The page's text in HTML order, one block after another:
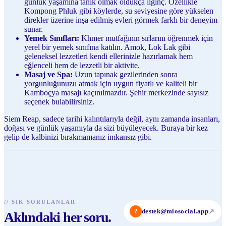
Kompong Phluk gibi köylerde, su seviyesine göre yükselen
direkler üzerine inşa edilmiş evleri görmek farklı bir deneyim
sunar.
Yemek Sınıfları: Khmer mutfağının sırlarını öğrenmek için
yerel bir yemek sınıfına katılın. Amok, Lok Lak gibi
geleneksel lezzetleri kendi ellerinizle hazırlamak hem
eğlenceli hem de lezzetli bir aktivite.
Masaj ve Spa: Uzun tapınak gezilerinden sonra
yorgunluğunuzu atmak için uygun fiyatlı ve kaliteli bir
Kamboçya masajı kaçınılmazdır. Şehir merkezinde sayısız
seçenek bulabilirsiniz.
Siem Reap, sadece tarihi kalıntılarıyla değil, aynı zamanda insanları,
doğası ve günlük yaşamıyla da sizi büyüleyecek. Buraya bir kez
gelip de kalbinizi bırakmamanız imkansız gibi.
// SIK SORULANLAR
Aklındaki her soru. ? destek@miosocial.app↗